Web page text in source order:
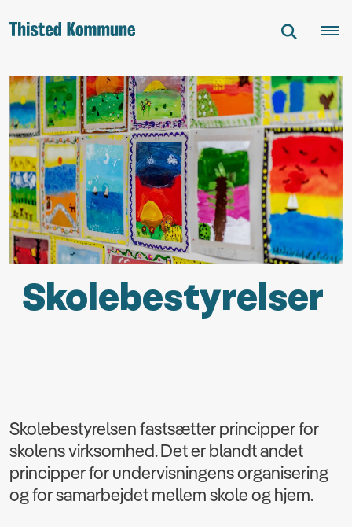
Skolebestyrelser
Skolebestyrelsen fastsætter principper for
skolens virksomhed. Det er blandt andet
principper for undervisningens organisering
og for samarbejdet mellem skole og hjem.